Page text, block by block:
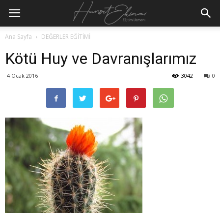
Ana Sayfa DEĞERLER EĞİTİMİ
Kötü Huy ve Davranışlarımız
4 Ocak 2016 0
3042